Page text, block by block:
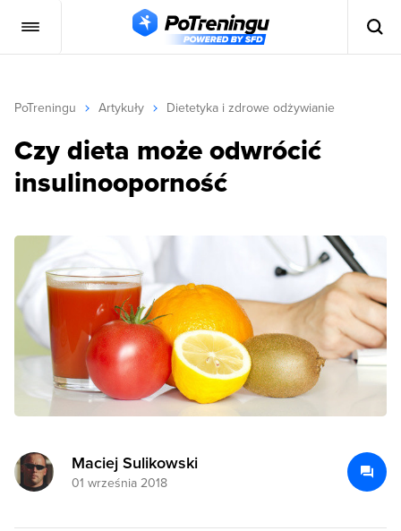
PoTreningu Artykuły Dietetyka i zdrowe odżywianie
Czy dieta może odwrócić
insulinooporność
Maciej Sulikowski
01 września 2018